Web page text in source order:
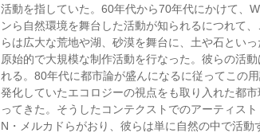
活動を指していた。60年代から70年代にかけて、
ンら自然環境を舞台した活動が知られるにつれて
らは広大な荒地や湖、砂漠を舞台に、土や石とい
原始的で大規模な制作活動を行なった。彼らの活動
れる。80年代に都市論が盛んになるに従ってこの
発化していたエコロジーの視点をも取り入れた都
ってきた。そうしたコンテクストでのアーティス
N・メルカドらがおり、彼らは単に自然の中で活